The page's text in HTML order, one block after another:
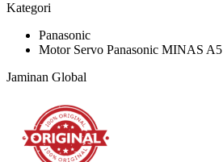
Kategori
Panasonic
Motor Servo Panasonic MINAS A5
Jaminan Global